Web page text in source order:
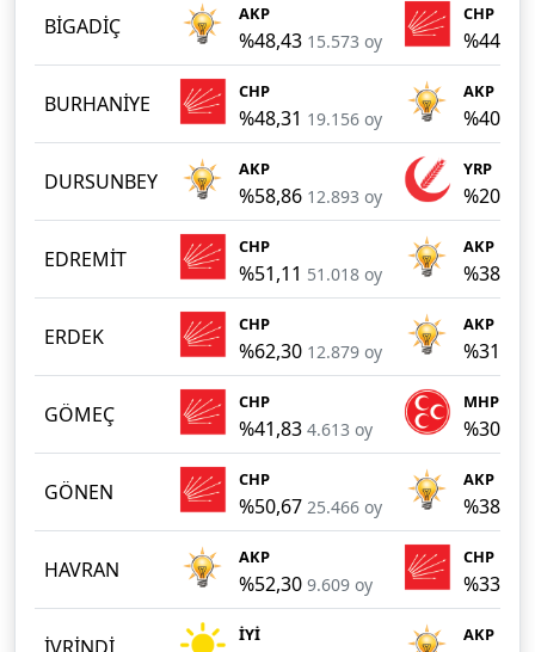
BİGADİÇ AKP
%48,43 15.573 oy
CHP
%44,56
BURHANİYE CHP
%48,31 19.156 oy
AKP
%40,16
DURSUNBEY AKP
%58,86 12.893 oy
YRP
%20,44
EDREMİT CHP
%51,11 51.018 oy
AKP
%38,54
ERDEK CHP
%62,30 12.879 oy
AKP
%31,81
GÖMEÇ CHP
%41,83 4.613 oy
MHP
%30,47
GÖNEN CHP
%50,67 25.466 oy
AKP
%38,02
HAVRAN AKP
%52,30 9.609 oy
CHP
%33,30
İYİ AKP